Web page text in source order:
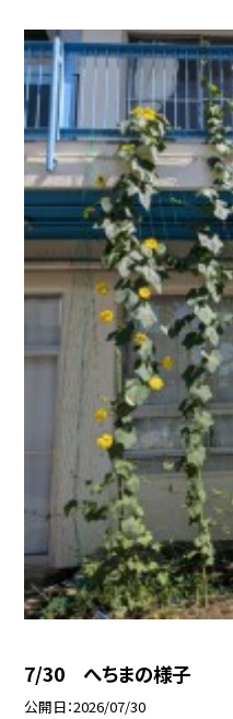
7/30 へちまの様子
公開日 2026/07/30